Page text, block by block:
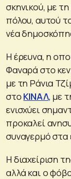
σκηνικού, με
πόλου, αυτού
νέα
Η έρευνα, η
Φαναρά στο
με τη Ράνια
στο ΚΙΝΑΛ, με
ενισχύει
προκαλεί
συναγερμό στα
Η διαχείριση
αλλά και ο